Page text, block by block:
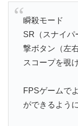
瞬殺モード
SR（スナイパ
撃ボタン（左
スコープを覗
FPSゲームで
ができるよう